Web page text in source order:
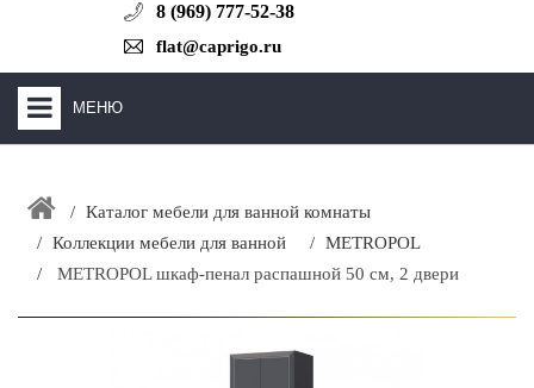
8 (969) 777-52-38
flat@caprigo.ru
МЕНЮ
ЗАКАЗАТЬ РАСЧЕТ КУХНИ CAPRIGO
+
Каталог мебели для ванной комнаты
Коллекции мебели для ванной
METROPOL
METROPOL шкаф-пенал распашной 50 см, 2 двери